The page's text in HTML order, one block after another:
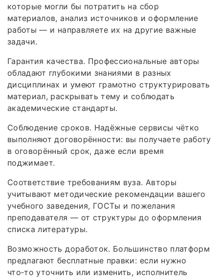
которые могли бы потратить на сбор
материалов, анализ источников и оформление
работы — и направляете их на другие важные
задачи.
Гарантия качества. Профессиональные авторы
обладают глубокими знаниями в разных
дисциплинах и умеют грамотно структурировать
материал, раскрывать тему и соблюдать
академические стандарты.
Соблюдение сроков. Надёжные сервисы чётко
выполняют договорённости: вы получаете работу
в оговорённый срок, даже если время
поджимает.
Соответствие требованиям вуза. Авторы
учитывают методические рекомендации вашего
учебного заведения, ГОСТы и пожелания
преподавателя — от структуры до оформления
списка литературы.
Возможность доработок. Большинство платформ
предлагают бесплатные правки: если нужно
что‑то уточнить или изменить, исполнитель